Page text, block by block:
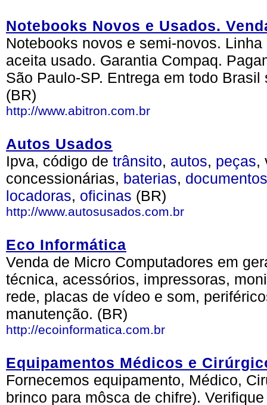
Notebooks Novos e Usados.
Notebooks novos e semi-novos.
aceita usado. Garantia Compaq.
São Paulo-SP. Entrega em todo
(BR)
http://www.abitron.com.br
Autos Usados
Ipva, código de trânsito, autos, peças,
concessionárias, baterias, documentos
locadoras, oficinas (BR)
http://www.autosusados.com.br
Eco Informática
Venda de Micro Computadores em
técnica, acessórios, impressoras,
rede, placas de vídeo e som,
manutenção. (BR)
http://ecoinformatica.com.br
Equipamentos Médicos e
Fornecemos equipamento, Médico,
brinco para môsca de chifre).